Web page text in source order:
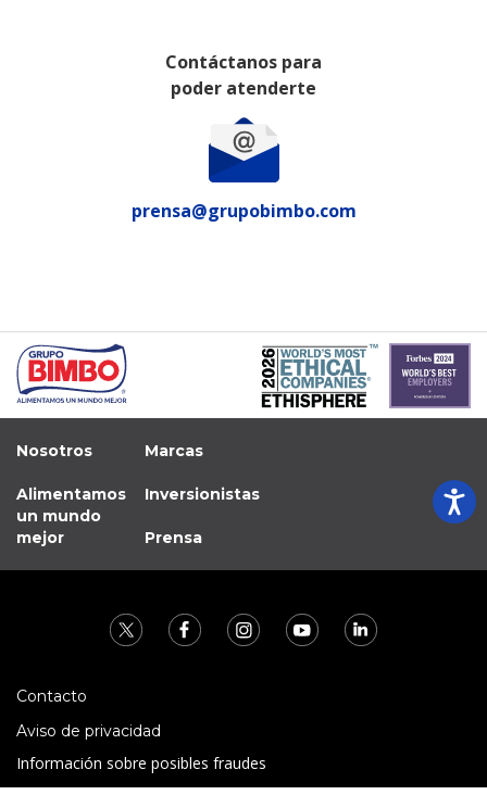
Contáctanos para
poder atenderte
prensa@grupobimbo.com
Nosotros
Alimentamos
un mundo
mejor
Marcas
Inversionistas
Prensa
Contacto
Aviso de privacidad
Información sobre posibles fraudes